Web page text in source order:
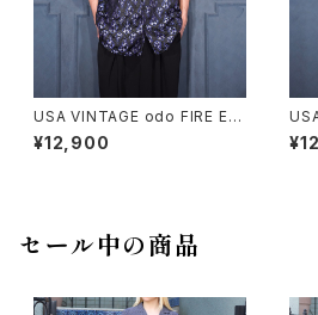
USA VINTAGE odo FIRE EM
BROIDERY JACQUARD DES
IGN OPEN COLLAR HALF S
¥12,900
セール中の商品